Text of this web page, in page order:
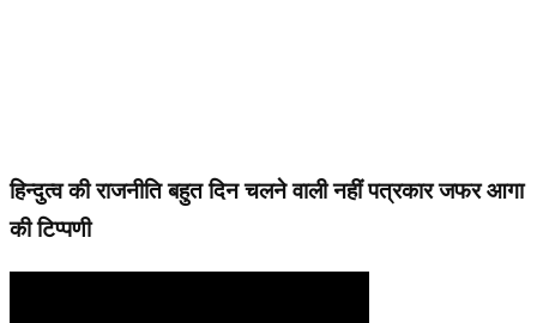
हिन्दुत्व की राजनीति बहुत दिन चलने वाली नहीं पत्रकार जफर आगा
की टिप्पणी